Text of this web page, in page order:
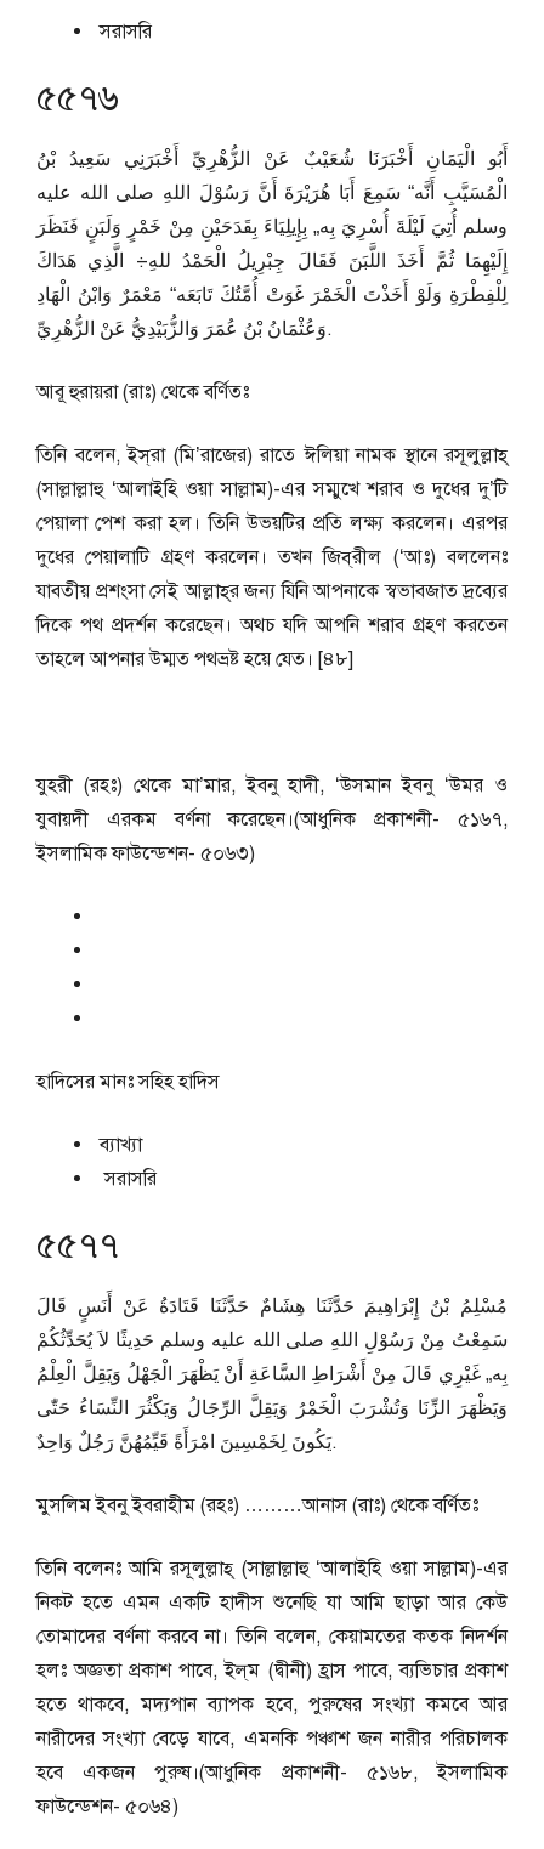
সরাসরি
৫৫৭৬
أَبُو الْيَمَانِ أَخْبَرَنَا شُعَيْبٌ عَنْ الزُّهْرِيِّ أَخْبَرَنِي سَعِيدُ بْنُ
الْمُسَيَّبِ أَنَّه“ سَمِعَ أَبَا هُرَيْرَةَ أَنَّ رَسُوْلَ اللهِ صلى الله عليه
وسلم أُتِيَ لَيْلَةَ أُسْرِيَ بِه„ بِإِيلِيَاءَ بِقَدَحَيْنِ مِنْ خَمْرٍ وَلَبَنٍ فَنَظَرَ
إِلَيْهِمَا ثُمَّ أَخَذَ اللَّبَنَ فَقَالَ جِبْرِيلُ الْحَمْدُ للهِ÷ الَّذِي هَدَاكَ
لِلْفِطْرَةِ وَلَوْ أَخَذْتَ الْخَمْرَ غَوَتْ أُمَّتُكَ تَابَعَه“ مَعْمَرٌ وَابْنُ الْهَادِ
وَعُثْمَانُ بْنُ عُمَرَ وَالزُّبَيْدِيُّ عَنْ الزُّهْرِيِّ.
আবূ হুরায়রা (রাঃ) থেকে বর্ণিতঃ
তিনি বলেন, ইস্‌রা (মি’রাজের) রাতে ঈলিয়া নামক স্থানে রসূলুল্লাহ্‌
(সাল্লাল্লাহু ‘আলাইহি ওয়া সাল্লাম)-এর সম্মুখে শরাব ও দুধের দু’টি
পেয়ালা পেশ করা হল। তিনি উভয়টির প্রতি লক্ষ্য করলেন। এরপর
দুধের পেয়ালাটি গ্রহণ করলেন। তখন জিব্‌রীল (‘আঃ) বললেনঃ
যাবতীয় প্রশংসা সেই আল্লাহ্‌র জন্য যিনি আপনাকে স্বভাবজাত দ্রব্যের
দিকে পথ প্রদর্শন করেছেন। অথচ যদি আপনি শরাব গ্রহণ করতেন
তাহলে আপনার উম্মত পথভ্রষ্ট হয়ে যেত। [৪৮]
যুহরী (রহঃ) থেকে মা’মার, ইবনু হাদী, ‘উসমান ইবনু ‘উমর ও
যুবায়দী এরকম বর্ণনা করেছেন।(আধুনিক প্রকাশনী- ৫১৬৭,
ইসলামিক ফাউন্ডেশন- ৫০৬৩)
হাদিসের মানঃসহিহ হাদিস
ব্যাখ্যা
সরাসরি
৫৫৭৭
مُسْلِمُ بْنُ إِبْرَاهِيمَ حَدَّثَنَا هِشَامٌ حَدَّثَنَا قَتَادَةُ عَنْ أَنَسٍ قَالَ
سَمِعْتُ مِنْ رَسُوْلِ اللهِ صلى الله عليه وسلم حَدِيثًا لاَ يُحَدِّثُكُمْ
بِه„ غَيْرِي قَالَ مِنْ أَشْرَاطِ السَّاعَةِ أَنْ يَظْهَرَ الْجَهْلُ وَيَقِلَّ الْعِلْمُ
وَيَظْهَرَ الزِّنَا وَتُشْرَبَ الْخَمْرُ وَيَقِلَّ الرِّجَالُ وَيَكْثُرَ النِّسَاءُ حَتّٰى
يَكُونَ لِخَمْسِينَ امْرَأَةً قَيِّمُهُنَّ رَجُلٌ وَاحِدٌ.
মুসলিম ইবনু ইবরাহীম (রহঃ) ………আনাস (রাঃ) থেকে বর্ণিতঃ
তিনি বলেনঃ আমি রসূলুল্লাহ্‌ (সাল্লাল্লাহু ‘আলাইহি ওয়া সাল্লাম)-এর
নিকট হতে এমন একটি হাদীস শুনেছি যা আমি ছাড়া আর কেউ
তোমাদের বর্ণনা করবে না। তিনি বলেন, কেয়ামতের কতক নিদর্শন
হলঃ অজ্ঞতা প্রকাশ পাবে‌, ইল্‌ম (দ্বীনী) হ্রাস পাবে, ব্যভিচার প্রকাশ
হতে থাকবে, মদ্যপান ব্যাপক হবে, পুরুষের সংখ্যা কমবে আর
নারীদের সংখ্যা বেড়ে যাবে, এমনকি পঞ্চাশ জন নারীর পরিচালক
হবে একজন পুরুষ।(আধুনিক প্রকাশনী- ৫১৬৮, ইসলামিক
ফাউন্ডেশন- ৫০৬৪)